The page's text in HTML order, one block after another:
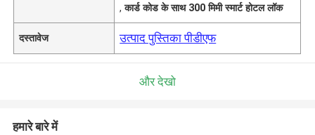
,कार्ड कोड के साथ 300 मिमी स्मार्ट होटल लॉक
दस्तावेज उत्पाद पुस्तिका पीडीएफ
और देखो
हमारे बारे में